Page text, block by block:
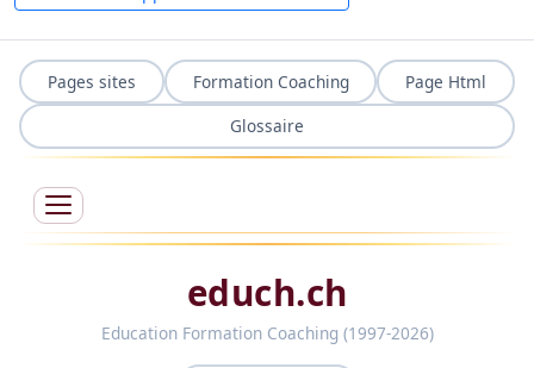
Pages sites Formation Coaching
Page Html
Glossaire
educh.ch
Education Formation Coaching (1997-2026)